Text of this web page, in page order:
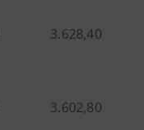
3.628,40
3.602,80